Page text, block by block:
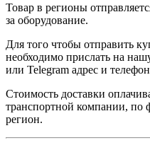
Товар в регионы
за оборудование.
Для того чтобы отправить
необходимо прислать на
или Telegram адрес и
Стоимость доставки
транспортной компании, по
регион.